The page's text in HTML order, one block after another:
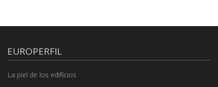
EUROPERFIL
La piel de los edificios